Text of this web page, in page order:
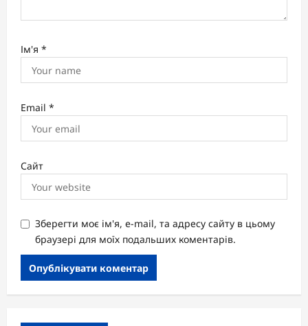
Ім'я *
Email *
Сайт
Зберегти моє ім'я, e-mail, та адресу сайту в цьому
браузері для моїх подальших коментарів.